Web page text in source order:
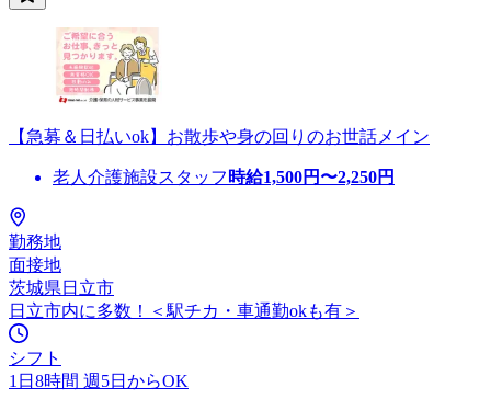
【急募＆日払いok】お散歩や身の回りのお世話メイン
老人介護施設スタッフ 時給1,500円〜2,250円
勤務地
面接地
茨城県日立市
日立市内に多数！＜駅チカ・車通勤okも有＞
シフト
1日8時間 週5日からOK